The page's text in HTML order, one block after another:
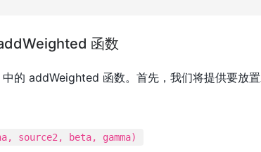
函数
的 addWeighted 函数。首先，我们将提供要放
source2, beta, gamma)